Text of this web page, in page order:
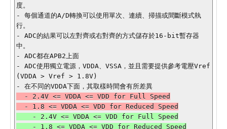
度。
- 每個通道的A/D轉換可以使用單次、連續、掃描或間斷模式執
行。
- ADC的結果可以左對齊或右對齊的方式儲存於16-bit暫存器
中。
- ADC都在APB2上面
- ADC使用獨立電源，VDDA、VSSA，並且需要提供參考電壓Vref
(VDDA > Vref > 1.8V)